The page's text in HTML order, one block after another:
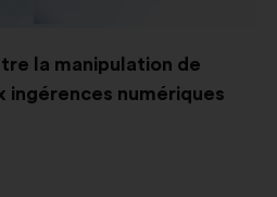
la manipulation de
ingérences numériques